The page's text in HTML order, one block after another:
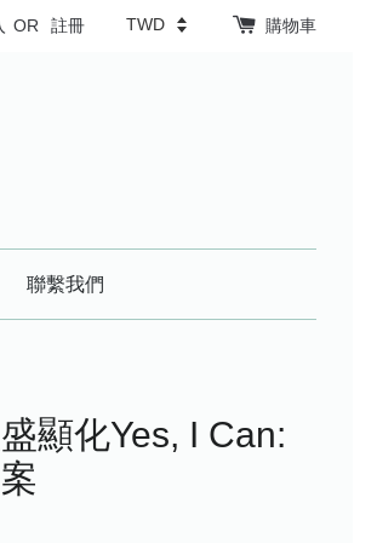
OR 註冊 購物車
聯繫我們
顯化Yes, I Can: